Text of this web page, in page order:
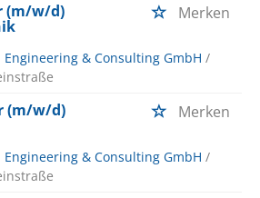
(m/w/d) Merken
Engineering & Consulting GmbH /
(m/w/d) Merken
Engineering & Consulting GmbH /